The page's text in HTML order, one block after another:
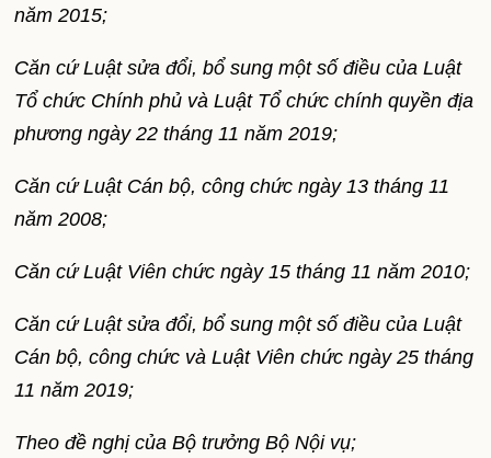
năm 2015;
Căn cứ Luật sửa đổi, bổ sung một số điều của Luật
Tổ chức Chính phủ và Luật Tổ chức chính quyền địa
phương ngày 22 tháng 11 năm 2019;
Căn cứ Luật Cán bộ, công chức ngày 13 tháng 11
năm 2008;
Căn cứ Luật Viên chức ngày 15 tháng 11 năm 2010;
Căn cứ Luật sửa đổi, bổ sung một số điều của Luật
Cán bộ, công chức và Luật Viên chức ngày 25 tháng
11 năm 2019;
Theo đề nghị của Bộ trưởng Bộ Nội vụ;